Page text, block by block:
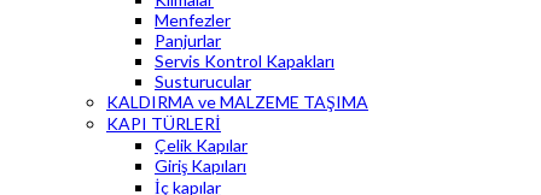
Menfezler
Panjurlar
Servis Kontrol Kapakları
Susturucular
KALDIRMA ve MALZEME TAŞIMA
KAPI TÜRLERİ
Çelik Kapılar
Giriş Kapıları
İç kapılar